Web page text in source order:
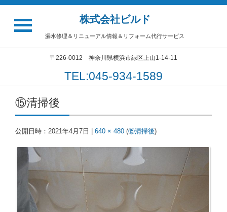
株式会社ビルド
漏水修理＆リニューアル情報＆リフォーム代行サービス
〒226-0012 神奈川県横浜市緑区上山1-14-11
TEL:045-934-1589
⑮清掃後
公開日時： 2021年4月7日 640 × 480 (⑮清掃後)